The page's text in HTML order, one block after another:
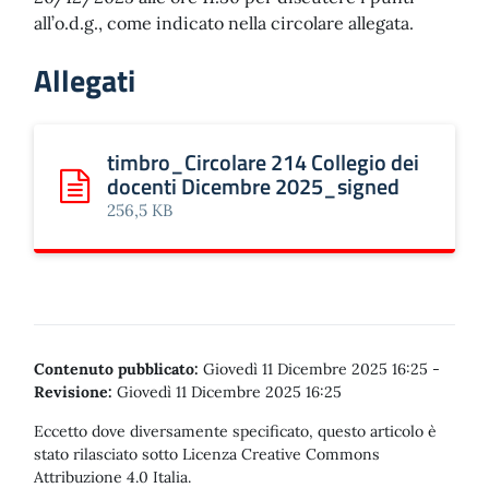
all’o.d.g., come indicato nella circolare allegata.
Allegati
Scarica: timbro_Circolare 214 Collegio dei docenti
timbro_Circolare 214 Collegio dei
docenti Dicembre 2025_signed
256,5 KB
Contenuto pubblicato: Giovedì 11 Dicembre 2025 16:25 -
Revisione: Giovedì 11 Dicembre 2025 16:25
Eccetto dove diversamente specificato, questo articolo è
stato rilasciato sotto Licenza Creative Commons
Attribuzione 4.0 Italia.